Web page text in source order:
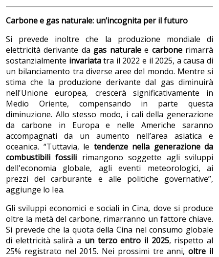
Carbone e gas naturale: un’incognita per il futuro
Si prevede inoltre che la produzione mondiale di
elettricità derivante da gas naturalee carbonerimarrà
sostanzialmente invariatatra il 2022 e il 2025, a causa di
un bilanciamento tra diverse aree del mondo. Mentre si
stima che la produzione derivante dal gas diminuirà
nell'Unione europea, crescerà significativamente in
Medio Oriente, compensando in parte questa
diminuzione. Allo stesso modo, i cali della generazione
da carbone in Europa e nelle Americhe saranno
accompagnati da un aumento nell’area asiatica e
oceanica. “Tuttavia, le tendenze nella generazione da
combustibili fossili rimangono soggette agli sviluppi
dell'economia globale, agli eventi meteorologici, ai
prezzi del carburante e alle politiche governative”,
aggiunge lo Iea.
Gli sviluppi economici e sociali in Cina, dove si produce
oltre la metà del carbone, rimarranno un fattore chiave.
Si prevede che la quota della Cina nel consumo globale
di elettricità salirà a un terzo entro il 2025, rispetto al
25% registrato nel 2015. Nei prossimi tre anni,oltre il